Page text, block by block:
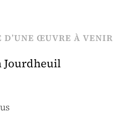
D’UNE ŒUVRE À VENIR
Jourdheuil